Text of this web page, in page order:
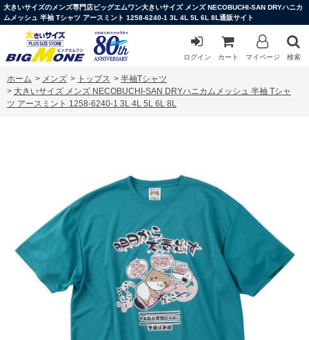
大きいサイズのメンズ専門店ビッグエムワン大きいサイズ メンズ NECOBUCHI-SAN DRYハニカ
ムメッシュ 半袖 Tシャツ アースミント 1258-6240-1 3L 4L 5L 6L 8L通販サイト
ログイン カート マイページ 検索
ホーム > メンズ > トップス > 半袖Tシャツ
> 大きいサイズ メンズ NECOBUCHI-SAN DRYハニカムメッシュ 半袖 Tシャ
ツ アースミント 1258-6240-1 3L 4L 5L 6L 8L